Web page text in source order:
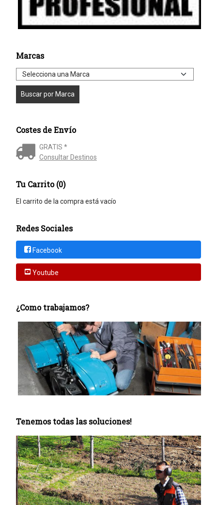
Marcas
Costes de Envío
GRATIS *
Consultar Destinos
Tu Carrito (0)
El carrito de la compra está vacío
Redes Sociales
Facebook
Youtube
¿Como trabajamos?
Tenemos todas las soluciones!